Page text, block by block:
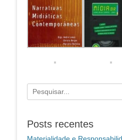
Pesquisar
por:
Posts recentes
Materialidade e